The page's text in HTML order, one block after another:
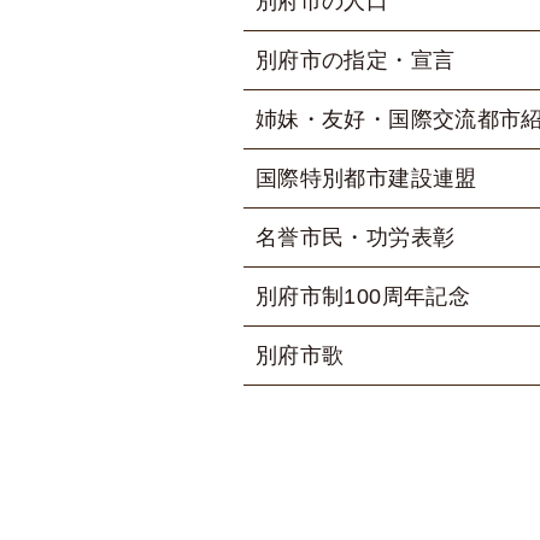
別府市の指定・宣言
姉妹・友好・国際交流都市
国際特別都市建設連盟
名誉市民・功労表彰
別府市制100周年記念
別府市歌